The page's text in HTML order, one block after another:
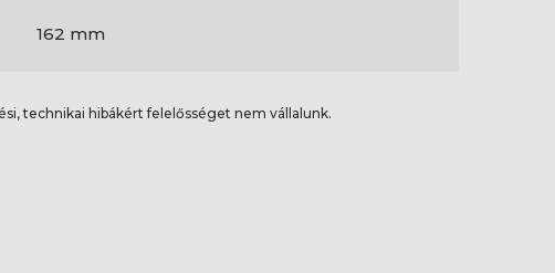
162 mm
technikai hibákért felelősséget nem vállalunk.